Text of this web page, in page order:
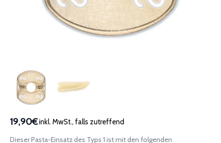
19,90€inkl. MwSt., falls zutreffend
Dieser Pasta-Einsatz des Typs 1 ist mit den folgenden